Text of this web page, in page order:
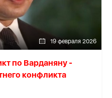
19 февраля 2026
по Варданяну -
конфликта